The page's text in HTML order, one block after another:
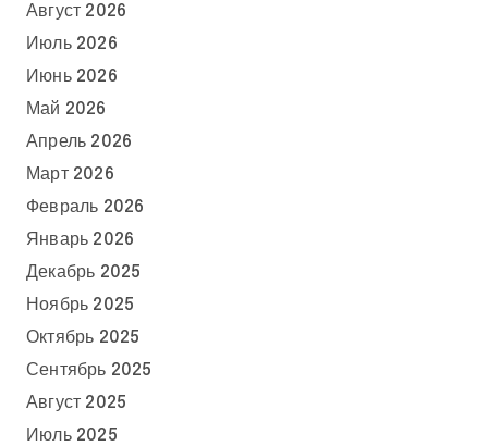
Август 2026
Июль 2026
Июнь 2026
Май 2026
Апрель 2026
Март 2026
Февраль 2026
Январь 2026
Декабрь 2025
Ноябрь 2025
Октябрь 2025
Сентябрь 2025
Август 2025
Июль 2025